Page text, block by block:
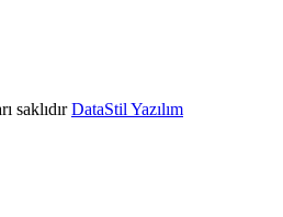
saklıdır DataStil Yazılım